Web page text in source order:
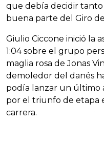
que debía decidir
buena parte del Giro
Giulio Ciccone inició la
1:04 sobre el grupo
maglia rosa de Jonas
demoledor del danés
podía lanzar un último
por el triunfo de etapa
carrera.